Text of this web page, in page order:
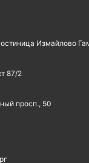
Измайлово
87/2
просп., 50